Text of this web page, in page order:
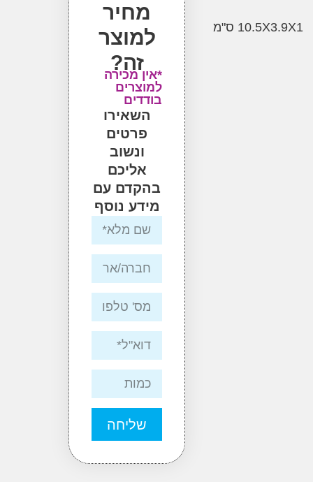
ס"מ
מחיר
למוצר
*אין מכירה
למוצרים
בודדים
השאירו
פרטים
אליכם
בהקדם עם
מידע נוסף
שליחה